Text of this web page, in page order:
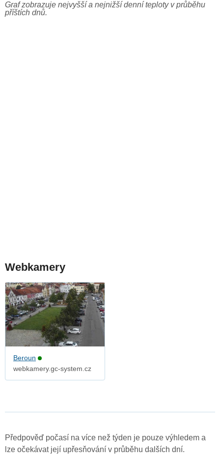
Graf zobrazuje nejvyšší a nejnižší denní teploty v průběhu
příštích dnů.
Webkamery
Beroun
webkamery.gc-system.cz
Předpověď počasí na více než týden je pouze výhledem a
lze očekávat její upřesňování v průběhu dalších dní.